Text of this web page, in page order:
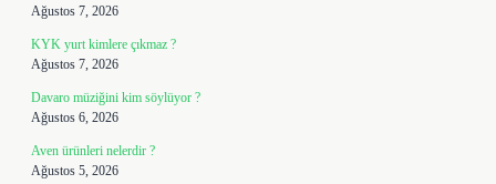
Ağustos 7, 2026
KYK yurt kimlere çıkmaz ?
Ağustos 7, 2026
Davaro müziğini kim söylüyor ?
Ağustos 6, 2026
Aven ürünleri nelerdir ?
Ağustos 5, 2026